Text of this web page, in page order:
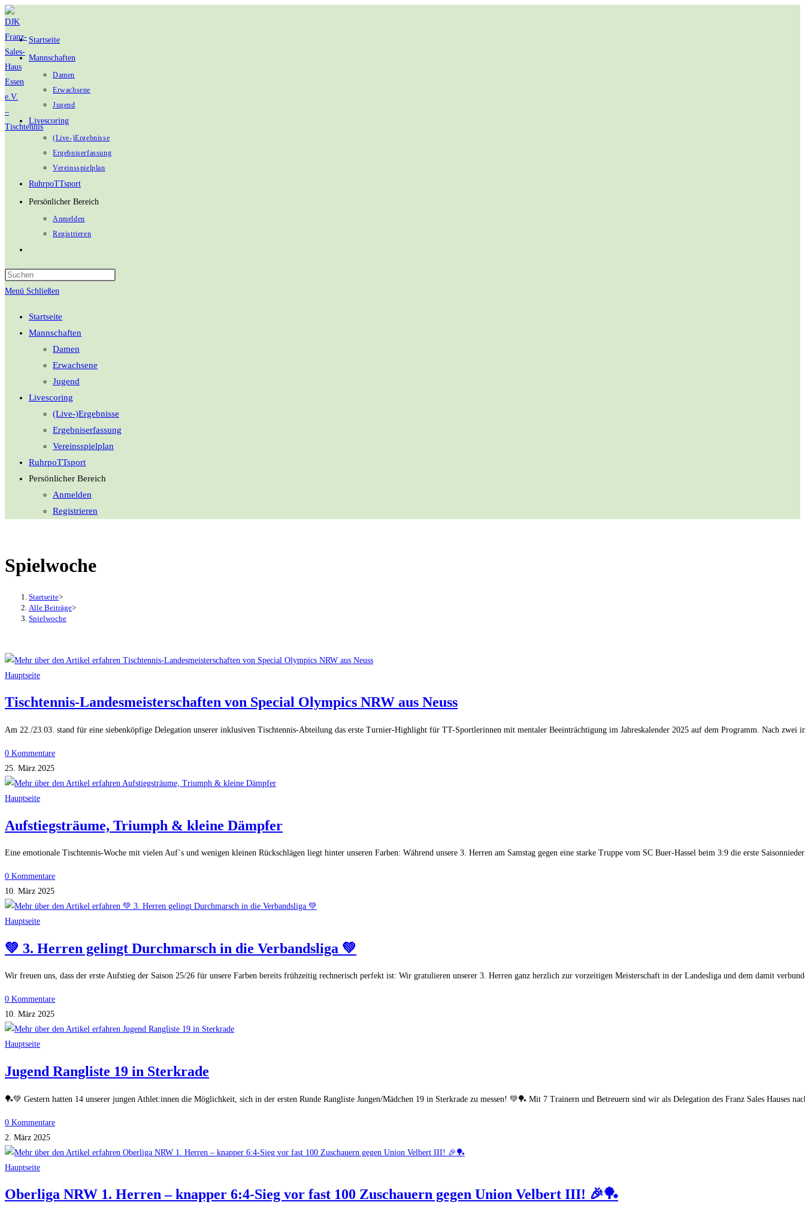
Zum
Inhalt
springenStartseite
Mannschaften
Damen
Erwachsene
Jugend
Livescoring
(Live-)Ergebnisse
Ergebniserfassung
Vereinsspielplan
RuhrpoTTsport
Persönlicher Bereich
Anmelden
Registrieren
Suche
Menü Schließen
Startseite
Mannschaften
Damen
Erwachsene
Jugend
Livescoring
(Live-)Ergebnisse
Ergebniserfassung
Vereinsspielplan
RuhrpoTTsport
Persönlicher Bereich
Anmelden
Registrieren
Spielwoche
Startseite>
Alle Beiträge>
Spielwoche
Hauptseite
Tischtennis-Landesmeisterschaften von Special Olympics NRW aus Neuss
Am 22./23.03. stand für eine siebenköpfige Delegation unserer inklusiven Tischtennis-Abteilung das erste Turnier-Highlight für TT-Sportlerinnen mit mentaler Beeinträchtigung im Jahreskalender 2025 auf dem Programm. Nach
0 Kommentare
25. März 2025
Hauptseite
Aufstiegsträume, Triumph & kleine Dämpfer
Eine emotionale Tischtennis-Woche mit vielen Auf`s und wenigen kleinen Rückschlägen liegt hinter unseren Farben: Während unsere 3. Herren am Samstag gegen eine starke Truppe vom SC Buer-Hassel beim 3:9 die erste
0 Kommentare
10. März 2025
Hauptseite
💚 3. Herren gelingt Durchmarsch in die Verbandsliga 💚
Wir freuen uns, dass der erste Aufstieg der Saison 25/26 für unsere Farben bereits frühzeitig rechnerisch perfekt ist: Wir gratulieren unserer 3. Herren ganz herzlich zur vorzeitigen Meisterschaft in der Landesliga und dem damit
0 Kommentare
10. März 2025
Hauptseite
Jugend Rangliste 19 in Sterkrade
🏓💚 Gestern hatten 14 unserer jungen Athlet:innen die Möglichkeit, sich in der ersten Runde Rangliste Jungen/Mädchen 19 in Sterkrade zu messen! 💚🏓 Mit 7 Trainern und Betreuern sind wir als Delegation des Franz Sales Hauses
0 Kommentare
2. März 2025
Hauptseite
Oberliga NRW 1. Herren – knapper 6:4-Sieg vor fast 100 Zuschauern gegen Union Velbert III! 🎉🏓